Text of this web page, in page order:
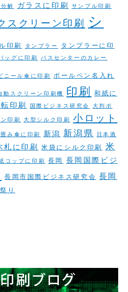
解 ガラスに印刷 サンプル印刷
スクリーン印刷 シ
印刷 タンブラー
タンブラーに印
ッグに印刷 バスセンターのカレー
ニール傘に印刷 ボールペン名入れ
動スクリーン印刷機 印刷 和紙に
印刷 国際ビジネス研究会
大判ポ
印刷 大型シルク印刷
小ロット
み傘に印刷 新潟 新潟県
日本酒
札に印刷 米袋にシルク印刷 米
コップに印刷 長岡
長岡国際ビジ
長岡市国際ビジネス研究会 長岡
り